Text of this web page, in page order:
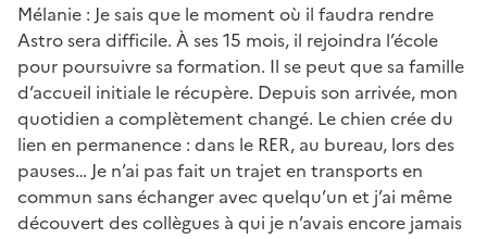
Mélanie : Je sais que le moment où il faudra rendre
Astro sera difficile. À ses 15 mois, il rejoindra l’école
pour poursuivre sa formation. Il se peut que sa famille
d’accueil initiale le récupère. Depuis son arrivée, mon
quotidien a complètement changé. Le chien crée du
lien en permanence : dans le RER, au bureau, lors des
pauses… Je n’ai pas fait un trajet en transports en
commun sans échanger avec quelqu’un et j’ai même
découvert des collègues à qui je n’avais encore jamais